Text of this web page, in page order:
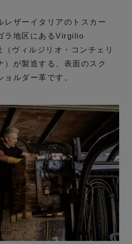
レザーイタリアのトスカー
ラ地区にあるVirgilio
ヴィルジリオ・コンチェリ
）が製造する、表面のスク
ョルダー革です。